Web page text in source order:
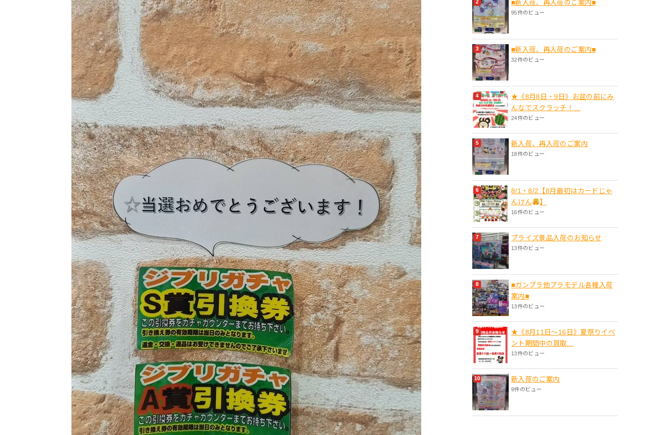
■新入荷、再入荷のご案内■
95件のビュー
■新入荷、再入荷のご案内■
32件のビュー
★《8月8日・9日》お盆の前にみ
んなでスクラッチ！...
24件のビュー
新入荷、再入荷のご案内
18件のビュー
8/1・8/2【8月最初はカードじゃ
んけん
】
16件のビュー
プライズ景品入荷のお知らせ
13件のビュー
■ガンプラ他プラモデル各種入荷
案内■
13件のビュー
★《8月11日～16日》夏祭りイベ
ント期間中の買取...
13件のビュー
新入荷のご案内
9件のビュー